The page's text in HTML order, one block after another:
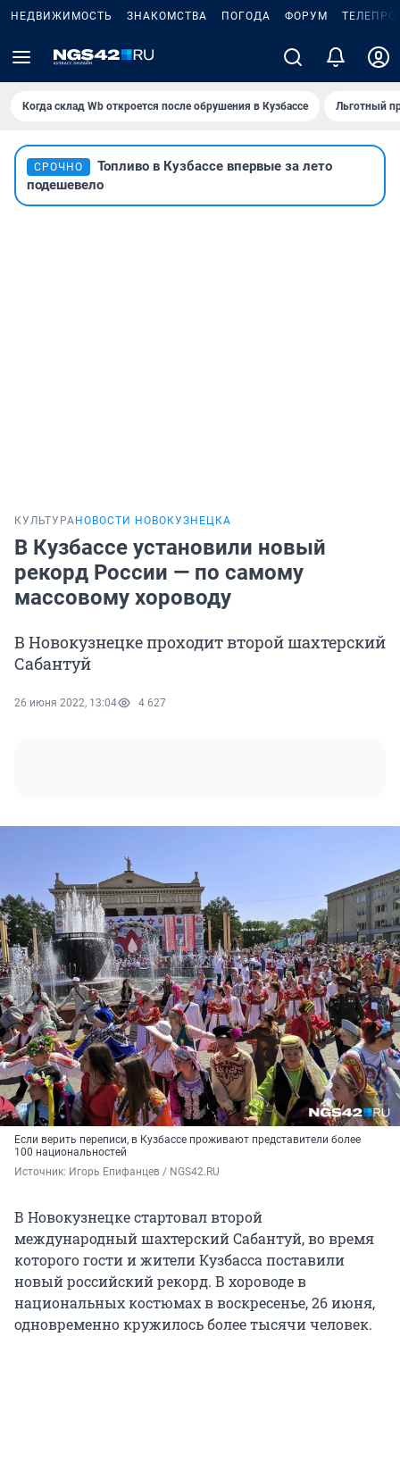
НЕДВИЖИМОСТЬ ЗНАКОМСТВА ПОГОДА ФОРУМ
Когда склад Wb откроется после обрушения в Кузбассе Льготный
СРОЧНО
Топливо в Кузбассе впервые за лето
подешевело
КУЛЬТУРА НОВОСТИ НОВОКУЗНЕЦКА
В Кузбассе установили новый
рекорд России — по самому
массовому хороводу
В Новокузнецке проходит второй шахтерский
Сабантуй
26 июня 2022, 13:04 4 627
Если верить переписи, в Кузбассе проживают представители более
100 национальностей
Источник: Игорь Епифанцев / NGS42.RU
В Новокузнецке стартовал второй
международный шахтерский Сабантуй, во время
которого гости и жители Кузбасса поставили
новый российский рекорд. В хороводе в
национальных костюмах в воскресенье, 26 июня,
одновременно кружилось более тысячи человек.